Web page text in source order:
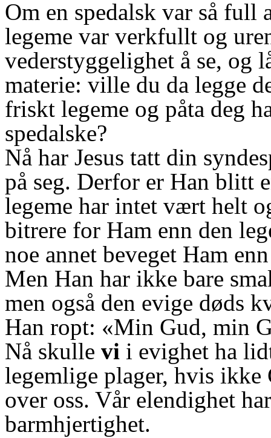
Om en spedalsk var så full
legeme var verkfullt og
vederstyggelighet å se, og
materie: ville du da legge
friskt legeme og påta deg
spedalske?
Nå har Jesus tatt din
på seg. Derfor er Han blitt
legeme har intet vært helt
bitrere for Ham enn den
noe annet beveget Ham
Men Han har ikke bare
men også den evige døds
Han ropt: «Min Gud, min
Nå skulle vi i evighet ha
legemlige plager, hvis ikke
over oss. Vår elendighet
barmhjertighet.